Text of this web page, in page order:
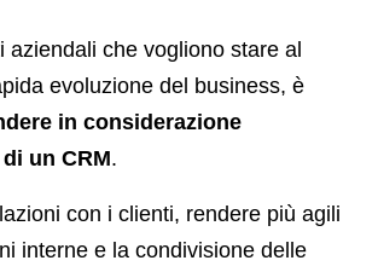
aziendali che vogliono stare al
evoluzione del business, è
in considerazione
un CRM.
con i clienti, rendere più agili
interne e la condivisione delle